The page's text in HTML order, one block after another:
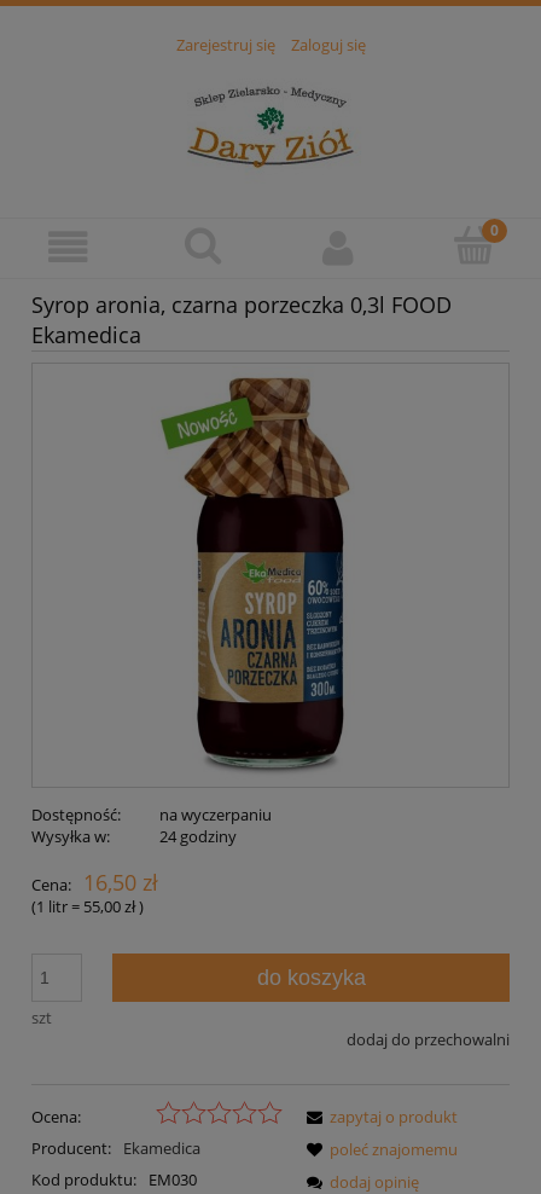
Zarejestruj się Zaloguj się
Syrop aronia, czarna porzeczka 0,3l FOOD
Ekamedica
Dostępność:
na wyczerpaniu
Wysyłka w:
24 godziny
Cena: 16,50 zł
(1 litr= 55,00 zł)
szt
do koszyka
dodaj do przechowalni
Ocena:
Producent:
Ekamedica
Kod produktu:
EM030
zapytaj o produkt
poleć znajomemu
dodaj opinię